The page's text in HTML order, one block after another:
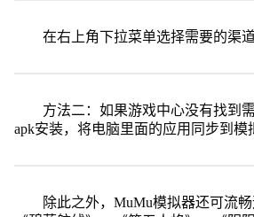
在右上角下拉菜单选择需要的渠
方法二：如果游戏中心没有找到
apk安装，将电脑里面的应用同步到模
除此之外，MuMu模拟器还可流畅